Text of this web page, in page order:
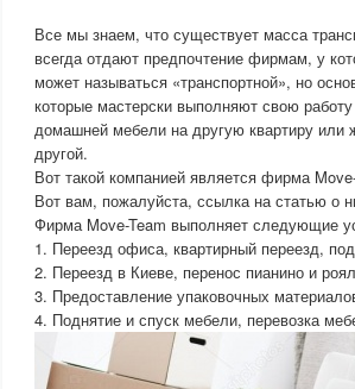
Все мы знаем, что существует масса
всегда отдают предпочтение фирмам, у
может называться «транспортной», но
которые мастерски выполняют свою
домашней мебели на другую квартиру
другой.
Вот такой компанией является фирма
Вот вам, пожалуйста, ссылка на статью о
Фирма Move-Team выполняет следующие
1. Переезд офиса, квартирный переезд,
2. Переезд в Киеве, перенос пианино и
3. Предоставление упаковочных
4. Поднятие и спуск мебели, перевозка